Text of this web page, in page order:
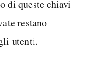
di queste chiavi
restano
utenti.